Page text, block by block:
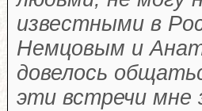
известными в
Немцовым и
довелось
эти встречи мне